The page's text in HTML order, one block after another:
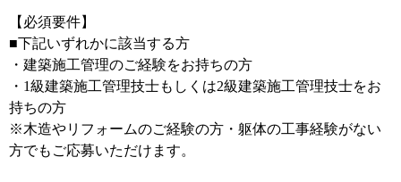
【必須要件】
■下記いずれかに該当する方
・建築施工管理のご経験をお持ちの方
・1級建築施工管理技士もしくは2級建築施工管理技士をお
持ちの方
※木造やリフォームのご経験の方・躯体の工事経験がない
方でもご応募いただけます。